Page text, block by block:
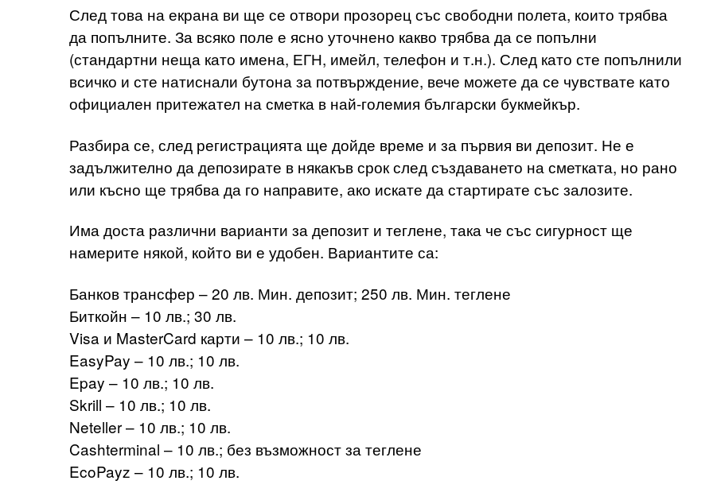
След това на екрана ви ще се отвори прозорец със свободни полета, които трябва
да попълните. За всяко поле е ясно уточнено какво трябва да се попълни
(стандартни неща като имена, ЕГН, имейл, телефон и т.н.). След като сте попълнили
всичко и сте натиснали бутона за потвърждение, вече можете да се чувствате като
официален притежател на сметка в най-големия български букмейкър.
Разбира се, след регистрацията ще дойде време и за първия ви депозит. Не е
задължително да депозирате в някакъв срок след създаването на сметката, но рано
или късно ще трябва да го направите, ако искате да стартирате със залозите.
Има доста различни варианти за депозит и теглене, така че със сигурност ще
намерите някой, който ви е удобен. Вариантите са:
Банков трансфер – 20 лв. Мин. депозит; 250 лв. Мин. теглене
Биткойн – 10 лв.; 30 лв.
Visa и MasterCard карти – 10 лв.; 10 лв.
EasyPay – 10 лв.; 10 лв.
Epay – 10 лв.; 10 лв.
Skrill – 10 лв.; 10 лв.
Neteller – 10 лв.; 10 лв.
Cashterminal – 10 лв.; без възможност за теглене
EcoPayz – 10 лв.; 10 лв.